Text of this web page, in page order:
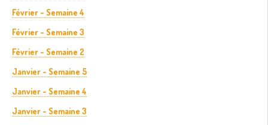
Février - Semaine 4
Février - Semaine 3
Février - Semaine 2
Janvier - Semaine 5
Janvier - Semaine 4
Janvier - Semaine 3